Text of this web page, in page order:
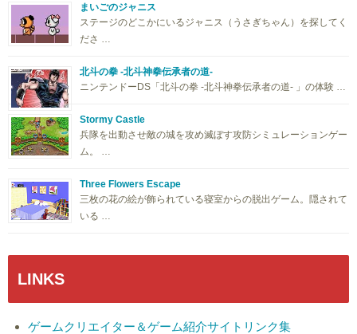
まいごのジャニス
ステージのどこかにいるジャニス（うさぎちゃん）を探してく
ださ …
北斗の拳 -北斗神拳伝承者の道-
ニンテンドーDS「北斗の拳 -北斗神拳伝承者の道- 」の体験 …
Stormy Castle
兵隊を出動させ敵の城を攻め滅ぼす攻防シミュレーションゲー
ム。 …
Three Flowers Escape
三枚の花の絵が飾られている寝室からの脱出ゲーム。隠されて
いる …
LINKS
ゲームクリエイター＆ゲーム紹介サイトリンク集